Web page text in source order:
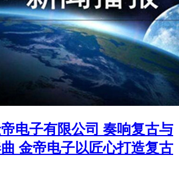
电子有限公司 奏响复古与
金帝电子以匠心打造复古